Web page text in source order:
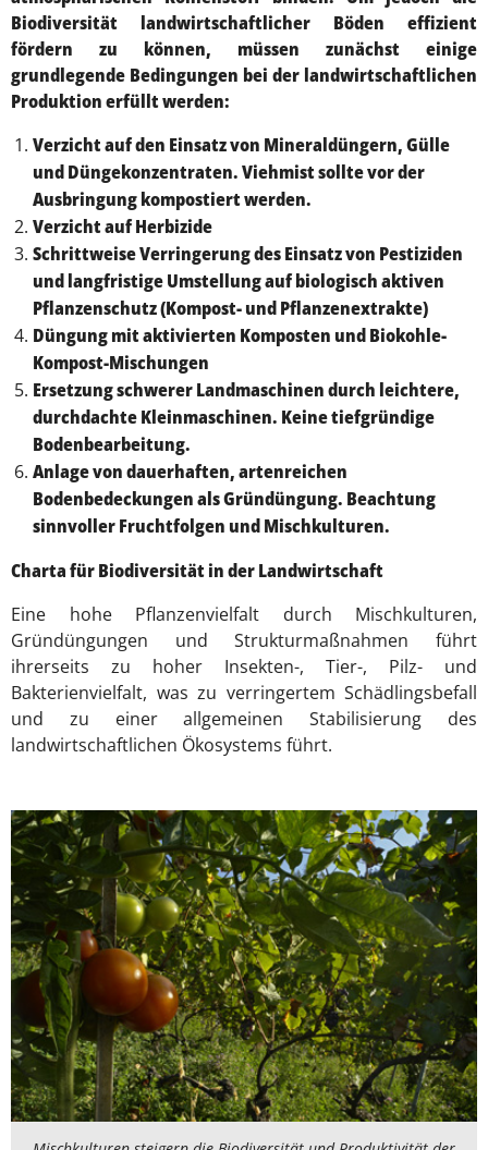
Biodiversität landwirtschaftlicher Böden effizient
fördern zu können, müssen zunächst einige
grundlegende Bedingungen bei der landwirtschaftlichen
Produktion erfüllt werden:
Verzicht auf den Einsatz von Mineraldüngern, Gülle
und Düngekonzentraten. Viehmist sollte vor der
Ausbringung kompostiert werden.
Verzicht auf Herbizide
Schrittweise Verringerung des Einsatz von Pestiziden
und langfristige Umstellung auf biologisch aktiven
Pflanzenschutz (Kompost- und Pflanzenextrakte)
Düngung mit aktivierten Komposten und Biokohle-
Kompost-Mischungen
Ersetzung schwerer Landmaschinen durch leichtere,
durchdachte Kleinmaschinen. Keine tiefgründige
Bodenbearbeitung.
Anlage von dauerhaften, artenreichen
Bodenbedeckungen als Gründüngung. Beachtung
sinnvoller Fruchtfolgen und Mischkulturen.
Charta für Biodiversität in der Landwirtschaft
Eine hohe Pflanzenvielfalt durch Mischkulturen,
Gründüngungen und Strukturmaßnahmen führt
ihrerseits zu hoher Insekten-, Tier-, Pilz- und
Bakterienvielfalt, was zu verringertem Schädlingsbefall
und zu einer allgemeinen Stabilisierung des
landwirtschaftlichen Ökosystems führt.